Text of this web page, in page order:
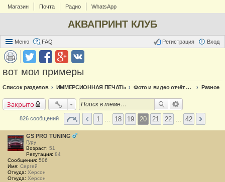
Магазин Почта Радио WhatsApp
АКВАПРИНТ КЛУБ
Меню FAQ Вход
Регистрация
вот мои примеры
Список разделов ИММЕРСИОННАЯ ПЕЧАТЬ Фото и видео отчёт по аквапечати Разное
Закрыто
826 сообщений 1 18 19 20 21 22 42
GS PRO TUNING
Гуру
Возраст: 51
Репутация: 84
Сообщения: 506
Имя: Сергей
Откуда: Херсон
Откуда: Херсон